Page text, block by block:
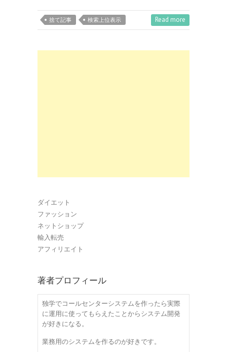
捨て記事 検索上位表示 Read more
ダイエット
ファッション
ネットショップ
輸入転売
アフィリエイト
著者プロフィール
独学でコールセンターシステムを作ったら実際
に運用に使ってもらえたことからシステム開発
が好きになる。
業務用のシステムを作るのが好きです。